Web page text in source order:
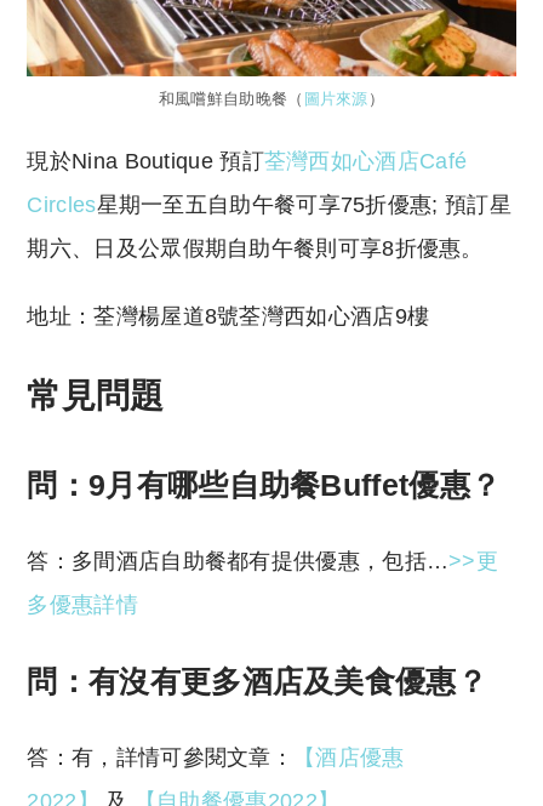
和風嚐鮮自助晚餐（ 圖片來源 ）
現於Nina Boutique 預訂荃灣西如心酒店Café
Circles星期一至五自助午餐可享75折優惠; 預訂星
期六、日及公眾假期自助午餐則可享8折優惠。
地址：荃灣楊屋道8號荃灣西如心酒店9樓
常見問題
問：9月有哪些自助餐Buffet優惠？
答：多間酒店自助餐都有提供優惠，包括…>>更
多優惠詳情
問：有沒有更多酒店及美食優惠？
答：有，詳情可參閱文章：
【酒店優惠